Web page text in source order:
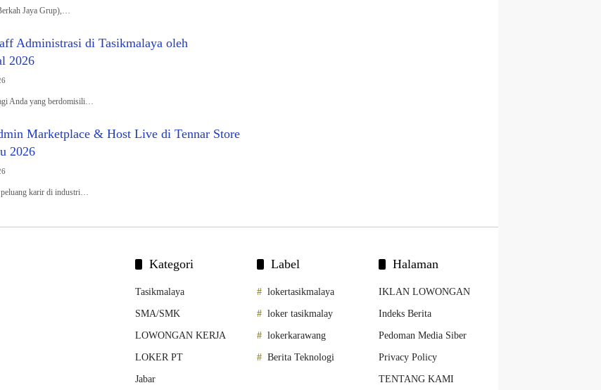
Jaya Grup),…
Administrasi di Tasikmalaya oleh
2026
Anda yang berdomisili…
Marketplace & Host Live di Tennar Store
2026
peluang karir di industri…
Kategori
Tasikmalaya
SMA/SMK
LOWONGAN KERJA
LOKER PT
Jabar
Label
lokertasikmalaya
loker tasikmalay
lokerkarawang
Berita Teknologi
Halaman
IKLAN LOWONGAN
Indeks Berita
Pedoman Media Siber
Privacy Policy
TENTANG KAMI